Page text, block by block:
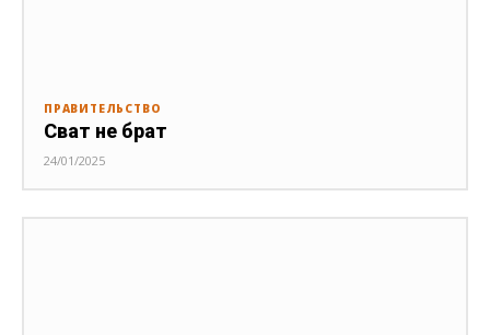
ПРАВИТЕЛЬСТВО
Сват не брат
24/01/2025